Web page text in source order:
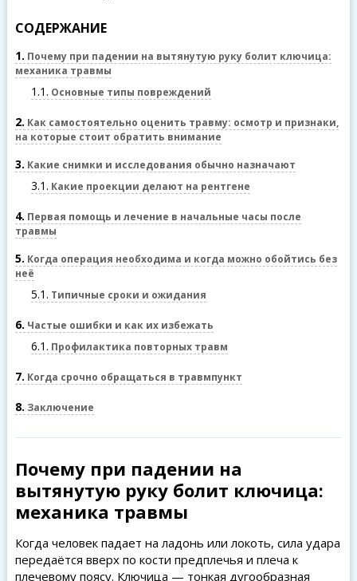
СОДЕРЖАНИЕ
1 Почему при падении на вытянутую руку болит ключица:
механика травмы
1.1 Основные типы повреждений
2 Как самостоятельно оценить травму: осмотр и признаки,
на которые стоит обратить внимание
3 Какие снимки и исследования обычно назначают
3.1 Какие проекции делают на рентгене
4 Первая помощь и лечение в начальные часы после
травмы
5 Когда операция необходима и когда можно обойтись без
неё
5.1 Типичные сроки и ожидания
6 Частые ошибки и как их избежать
6.1 Профилактика повторных травм
7 Когда срочно обращаться в травмпункт
8 Заключение
Почему при падении на
вытянутую руку болит ключица:
механика травмы
Когда человек падает на ладонь или локоть, сила удара
передаётся вверх по кости предплечья и плеча к
плечевому поясу. Ключица — тонкая дугообразная